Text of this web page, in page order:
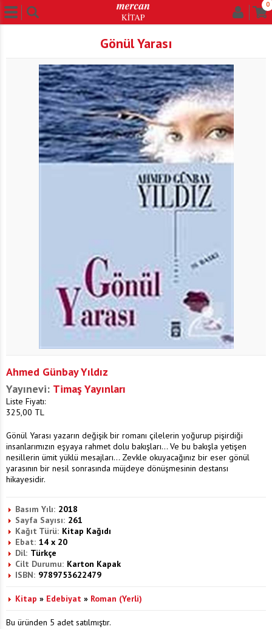
0
Gönül Yarası
Ahmed Günbay Yıldız
Yayınevi: Timaş Yayınları
Liste Fiyatı:
325,00 TL
Gönül Yarası yazarın değişik bir romanı çilelerin yoğurup pişirdiği
insanlarımızın eşyaya rahmet dolu bakışları... Ve bu bakışla yetişen
nesillerin ümit yüklü mesajları... Zevkle okuyacağınız bir eser gönül
yarasının bir nesil sonrasında müjdeye dönüşmesinin destansı
hikayesidir.
Basım Yılı: 2018
Sayfa Sayısı: 261
Kağıt Türü: Kitap Kağıdı
Ebat: 14 x 20
Dil: Türkçe
Cilt Durumu: Karton Kapak
ISBN: 9789753622479
Kitap » Edebiyat » Roman (Yerli)
Bu üründen 5 adet satılmıştır.